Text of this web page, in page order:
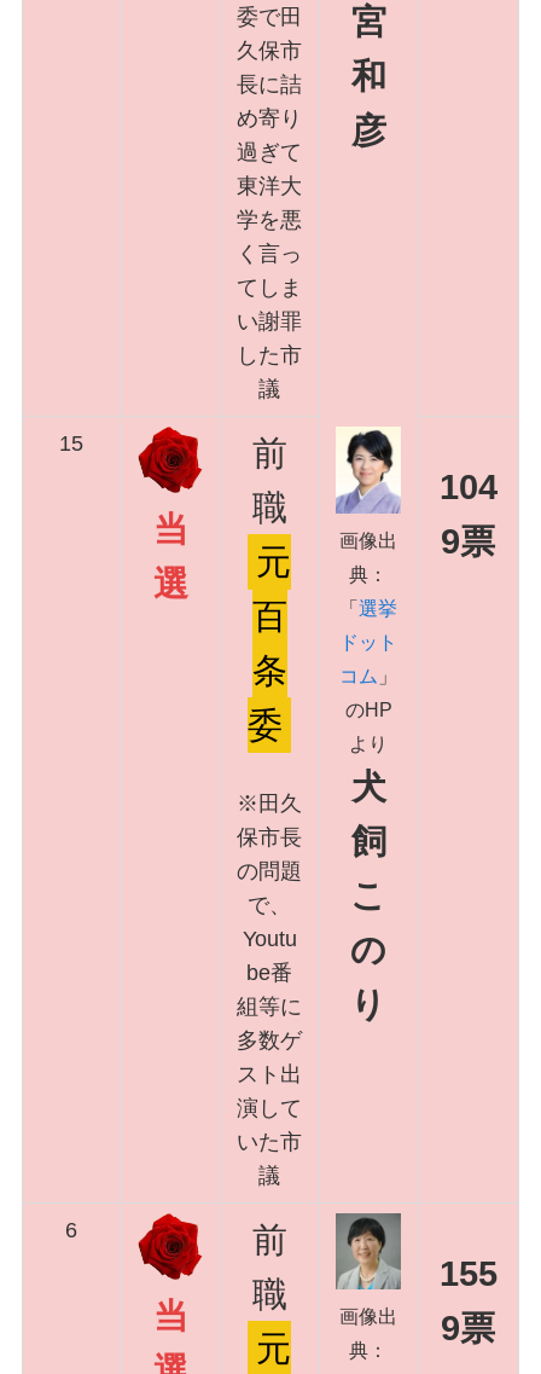
委で田
久保市
長に詰
め寄り
過ぎて
東洋大
学を悪
く言っ
てしま
い謝罪
した市
議
宮
和
彦
15
当
選
前
職
元
百
条
委
※田久
保市長
の問題
で、
Youtu
be番
組等に
多数ゲ
スト出
演して
いた市
議
画像出
典：
「選挙
ドット
コム 」
のHP
より
犬
飼
こ
の
り
104
9票
6
当
前
職
元
画像出
典：
155
9票